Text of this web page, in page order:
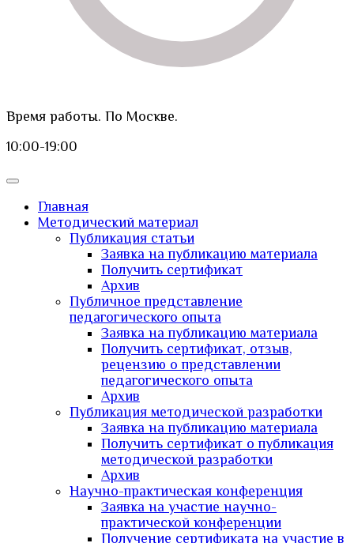
Время работы. По Москве.
10:00-19:00
Главная
Методический материал
Публикация статьи
Заявка на публикацию материала
Получить сертификат
Архив
Публичное представление
педагогического опыта
Заявка на публикацию материала
Получить сертификат, отзыв,
рецензию о представлении
педагогического опыта
Архив
Публикация методической разработки
Заявка на публикацию материала
Получить сертификат о публикация
методической разработки
Архив
Научно-практическая конференция
Заявка на участие научно-
практической конференции
Получение сертификата на участие в